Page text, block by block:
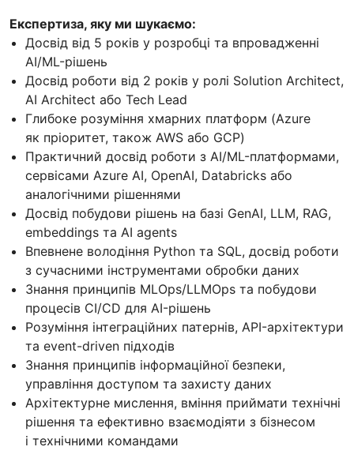
Експертиза, яку ми шукаємо:
Досвід від 5 років у розробці та впровадженні
AI/ML-рішень
Досвід роботи від 2 років у ролі Solution Architect,
AI Architect або Tech Lead
Глибоке розуміння хмарних платформ (Azure
як пріоритет, також AWS або GCP)
Практичний досвід роботи з AI/ML-платформами,
сервісами Azure AI, OpenAI, Databricks або
аналогічними рішеннями
Досвід побудови рішень на базі GenAI, LLM, RAG,
embeddings та AI agents
Впевнене володіння Python та SQL, досвід роботи
з сучасними інструментами обробки даних
Знання принципів MLOps/LLMOps та побудови
процесів CI/CD для AI-рішень
Розуміння інтеграційних патернів, API-архітектури
та event-driven підходів
Знання принципів інформаційної безпеки,
управління доступом та захисту даних
Архітектурне мислення, вміння приймати технічні
рішення та ефективно взаємодіяти з бізнесом
і технічними командами